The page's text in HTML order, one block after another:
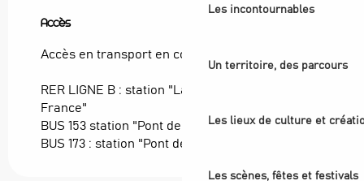
Les incontournables
Un territoire, des parcours
Les lieux de culture et
Les scènes, fêtes et festivals
Accès
Accès
Accès en transport en commun :
RER LIGNE B : station "La Plaine Stade de
France"
BUS 153 station "Pont de Soissons"
BUS 173 : station "Pont de Soissons"